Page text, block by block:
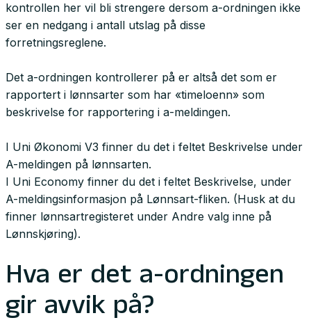
kontrollen her vil bli strengere dersom a-ordningen ikke
ser en nedgang i antall utslag på disse
forretningsreglene.
Det a-ordningen kontrollerer på er altså det som er
rapportert i lønnsarter som har «timeloenn» som
beskrivelse for rapportering i a-meldingen.
I Uni Økonomi V3 finner du det i feltet Beskrivelse under
A-meldingen på lønnsarten.
I Uni Economy finner du det i feltet Beskrivelse, under
A-meldingsinformasjon på Lønnsart-fliken. (Husk at du
finner lønnsartregisteret under Andre valg inne på
Lønnskjøring).
Hva er det a-ordningen
gir avvik på?